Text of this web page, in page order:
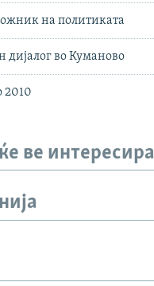
на политиката
дијалог во Куманово
2010
ве интересира